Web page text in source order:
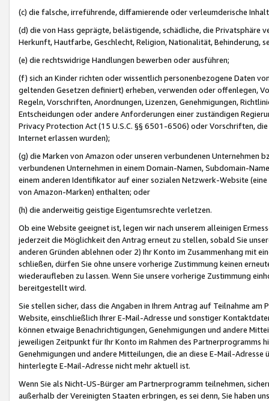
(c) die falsche, irreführende, diffamierende oder verleumderische
(d) die von Hass geprägte, belästigende, schädliche, die Privatsphäre
Herkunft, Hautfarbe, Geschlecht, Religion, Nationalität, Behinderung,
(e) die rechtswidrige Handlungen bewerben oder ausführen;
(f) sich an Kinder richten oder wissentlich personenbezogene Daten
geltenden Gesetzen definiert) erheben, verwenden oder offenlegen,
Regeln, Vorschriften, Anordnungen, Lizenzen, Genehmigungen,
Entscheidungen oder andere Anforderungen einer zuständigen
Privacy Protection Act (15 U.S.C. §§ 6501-6506) oder Vorschriften,
Internet erlassen wurden);
(g) die Marken von Amazon oder unseren verbundenen Unternehmen
verbundenen Unternehmen in einem Domain-Namen, Subdomain-
einem anderen Identifikator auf einer sozialen Netzwerk-Website
von Amazon-Marken) enthalten; oder
(h) die anderweitig geistige Eigentumsrechte verletzen.
Ob eine Website geeignet ist, legen wir nach unserem alleinigen
jederzeit die Möglichkeit den Antrag erneut zu stellen, sobald Sie
anderen Gründen ablehnen oder 2) Ihr Konto im Zusammenhang mit
schließen, dürfen Sie ohne unsere vorherige Zustimmung keinen
wiederaufleben zu lassen. Wenn Sie unsere vorherige Zustimmung
bereitgestellt wird.
Sie stellen sicher, dass die Angaben in Ihrem Antrag auf Teilnahme
Website, einschließlich Ihrer E-Mail-Adresse und sonstiger
können etwaige Benachrichtigungen, Genehmigungen und andere
jeweiligen Zeitpunkt für Ihr Konto im Rahmen des Partnerprogramms
Genehmigungen und andere Mitteilungen, die an diese E-Mail-
hinterlegte E-Mail-Adresse nicht mehr aktuell ist.
Wenn Sie als Nicht-US-Bürger am Partnerprogramm teilnehmen,
außerhalb der Vereinigten Staaten erbringen, es sei denn, Sie haben